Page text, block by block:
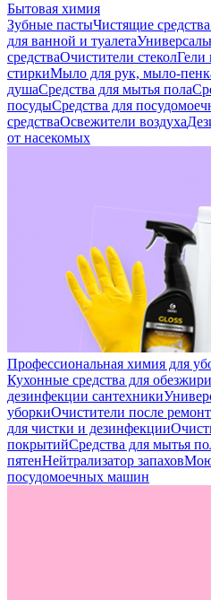
Бытовая химия
Зубные пастыЧистящие
для ванной и туалета
средстваОчистители стеколГели
стиркиМыло для рук, мыло-
душаСредства для мытья пола
посудыСредства для
средстваОсвежители воздуха
от насекомых
Профессиональная химия для
Кухонные средства для
дезинфекции сантехники
уборкиОчистители после
для чистки и дезинфекции
покрытийСредства для мытья
пятенНейтрализатор запахов
посудомоечных машин